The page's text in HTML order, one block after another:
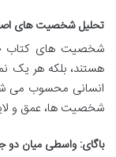
تحلیل شخصیت های
شخصیت های کتاب
هستند، بلکه هر یک
انسانی محسوب می
شخصیت ها، عمق و
باگای: واسطی میان دو